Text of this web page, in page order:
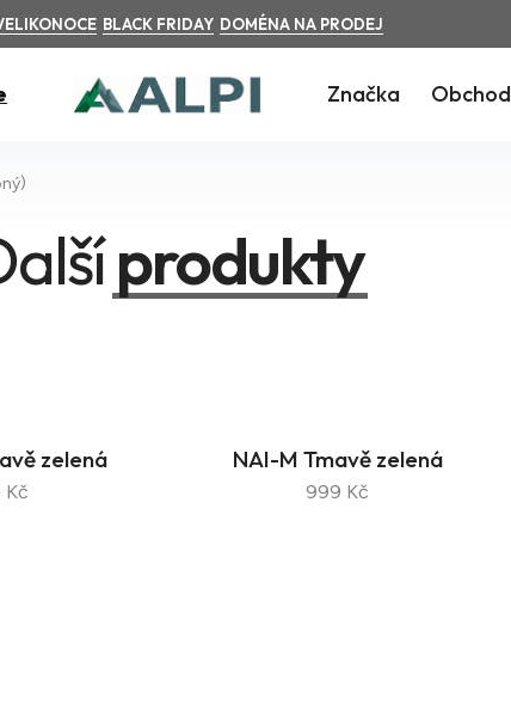
BLACK FRIDAY DOMÉNA NA PRODEJ
Značka Obchod
produkty
zelená
Kč
NAI-M Tmavě zelená
999 Kč